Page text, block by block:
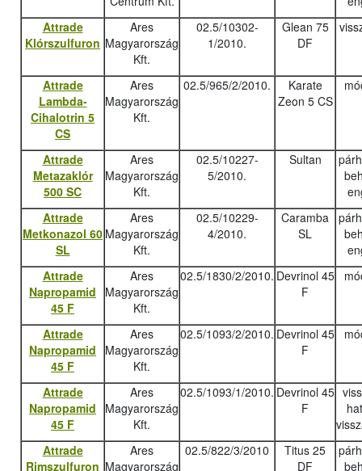
Attrade
Klórszulfuron
Ares
Magyarország
Kft.
02.5/10302-
1/2010.
Glean 75
DF
Attrade
Lambda-
Cihalotrin 5
CS
Ares
Magyarország
Kft.
02.5/965/2/2010.
Karate
Zeon 5 CS
Attrade
Metazaklór
500 SC
Ares
Magyarország
Kft.
02.5/10227-
5/2010.
Sultan
Attrade
Metkonazol 60
SL
Ares
Magyarország
Kft.
02.5/10229-
4/2010.
Caramba
SL
Attrade
Napropamid
45 F
Ares
Magyarország
Kft.
02.5/1830/2/2010. Devrinol 45
F
Attrade
Napropamid
45 F
Ares
Magyarország
Kft.
02.5/1093/2/2010. Devrinol 45
F
Attrade
Napropamid
45 F
Ares
Magyarország
Kft.
02.5/1093/1/2010. Devrinol 45
F
Attrade
Rimszulfuron
Ares
Magyarország
02.5/822/3/2010
Titus 25
DF